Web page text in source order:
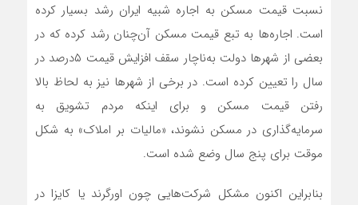
نسبت قیمت مسکن به اجاره شبیه ایران رشد بسیار کرده
است. اجاره‌ها به تبع قیمت مسکن آن‌چنان رشد کرده که در
بعضی از شهرها دولت به‌ناچار سقف افزایش قیمت ۵درصد در
سال را تعیین کرده است. در برخی از شهرها نیز به لحاظ بالا
رفتن قیمت مسکن و برای اینکه مردم تشویق به
سرمایه‌گذاری در مسکن نشوند، «مالیات بر املاک» به شکل
موقت برای پنج سال وضع شده است.
بنابراین اکنون مشکل شرکت‌هایی چون اورگرند یا کایزا در